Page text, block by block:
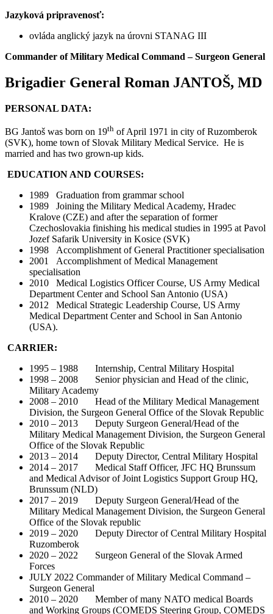
Jazyková pripravenosť:
ovláda anglický jazyk na úrovni STANAG III
Commander of Military Medical Command – Surgeon General
Brigadier General Roman JANTOŠ, MD
PERSONAL DATA:
BG Jantoš was born on 19th of April 1971 in city of Ruzomberok
(SVK), home town of Slovak Military Medical Service. He is
married and has two grown-up kids.
EDUCATION AND COURSES:
1989 Graduation from grammar school
1989 Joining the Military Medical Academy, Hradec
Kralove (CZE) and after the separation of former
Czechoslovakia finishing his medical studies in 1995 at Pavol
Jozef Safarik University in Kosice (SVK)
1998 Accomplishment of General Practitioner specialisation
2001 Accomplishment of Medical Management
specialisation
2010 Medical Logistics Officer Course, US Army Medical
Department Center and School San Antonio (USA)
2012 Medical Strategic Leadership Course, US Army
Medical Department Center and School in San Antonio
(USA).
CARRIER:
1995 – 1988 Internship, Central Military Hospital
1998 – 2008 Senior physician and Head of the clinic,
Military Academy
2008 – 2010 Head of the Military Medical Management
Division, the Surgeon General Office of the Slovak Republic
2010 – 2013 Deputy Surgeon General/Head of the
Military Medical Management Division, the Surgeon General
Office of the Slovak Republic
2013 – 2014 Deputy Director, Central Military Hospital
2014 – 2017 Medical Staff Officer, JFC HQ Brunssum
and Medical Advisor of Joint Logistics Support Group HQ,
Brunssum (NLD)
2017 – 2019 Deputy Surgeon General/Head of the
Military Medical Management Division, the Surgeon General
Office of the Slovak republic
2019 – 2020 Deputy Director of Central Military Hospital
Ruzomberok
2020 – 2022 Surgeon General of the Slovak Armed
Forces
JULY 2022 Commander of Military Medical Command –
Surgeon General
2010 – 2020 Member of many NATO medical Boards
and Working Groups (COMEDS Steering Group, COMEDS